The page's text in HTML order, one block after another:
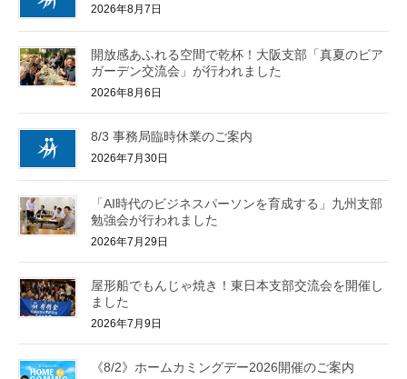
2026年8月7日
開放感あふれる空間で乾杯！大阪支部「真夏のビア
ガーデン交流会」が行われました
2026年8月6日
8/3 事務局臨時休業のご案内
2026年7月30日
「AI時代のビジネスパーソンを育成する」九州支部
勉強会が行われました
2026年7月29日
屋形船でもんじゃ焼き！東日本支部交流会を開催し
ました
2026年7月9日
《8/2》ホームカミングデー2026開催のご案内